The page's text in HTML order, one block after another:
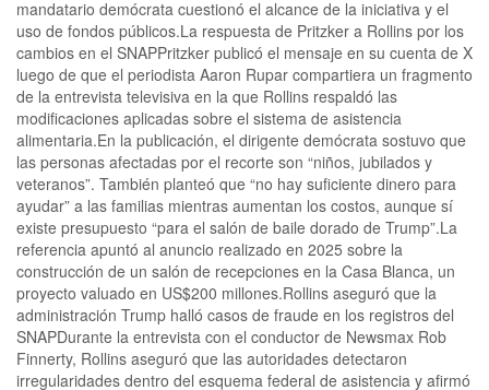
mandatario demócrata cuestionó el alcance de la iniciativa y el
uso de fondos públicos.La respuesta de Pritzker a Rollins por los
cambios en el SNAPPritzker publicó el mensaje en su cuenta de X
luego de que el periodista Aaron Rupar compartiera un fragmento
de la entrevista televisiva en la que Rollins respaldó las
modificaciones aplicadas sobre el sistema de asistencia
alimentaria.En la publicación, el dirigente demócrata sostuvo que
las personas afectadas por el recorte son “niños, jubilados y
veteranos”. También planteó que “no hay suficiente dinero para
ayudar” a las familias mientras aumentan los costos, aunque sí
existe presupuesto “para el salón de baile dorado de Trump”.La
referencia apuntó al anuncio realizado en 2025 sobre la
construcción de un salón de recepciones en la Casa Blanca, un
proyecto valuado en US$200 millones.Rollins aseguró que la
administración Trump halló casos de fraude en los registros del
SNAPDurante la entrevista con el conductor de Newsmax Rob
Finnerty, Rollins aseguró que las autoridades detectaron
irregularidades dentro del esquema federal de asistencia y afirmó